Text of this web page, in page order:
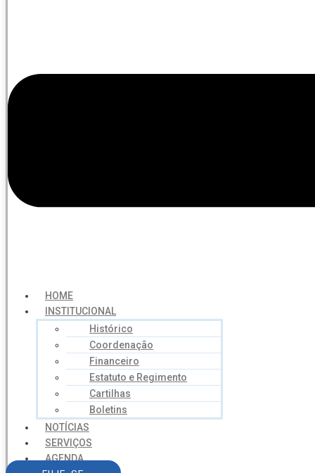
HOME
INSTITUCIONAL
Histórico
Coordenação
Financeiro
Estatuto e Regimento
Cartilhas
Boletins
NOTÍCIAS
SERVIÇOS
AGENDA